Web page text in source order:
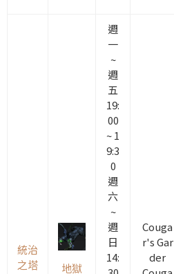
統治
之塔
地獄
週
一
~
週
五
19:
00
~ 1
9:3
0
週
六
~
週
日
14:
Couga
r's Gar
der